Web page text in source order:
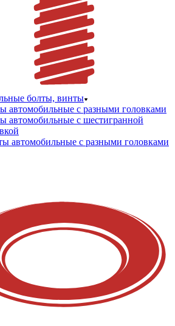
болты, винты
автомобильные с разными головками
автомобильные с шестигранной
автомобильные с разными головками